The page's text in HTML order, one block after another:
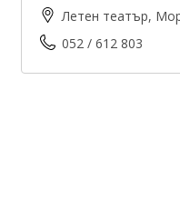
Летен театър,
052 / 612 803